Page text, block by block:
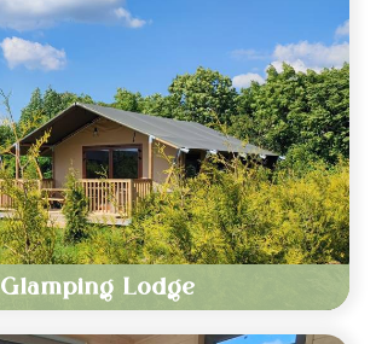
Glamping Lodge